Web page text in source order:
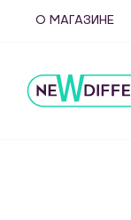
О МАГАЗИНЕ